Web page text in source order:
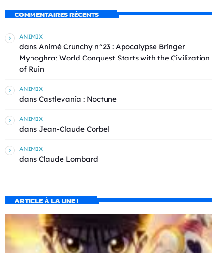
COMMENTAIRES RÉCENTS
ANIMIX
dans Animé Crunchy n°23 : Apocalypse Bringer
Mynoghra: World Conquest Starts with the Civilization
of Ruin
ANIMIX
dans Castlevania : Noctune
ANIMIX
dans Jean-Claude Corbel
ANIMIX
dans Claude Lombard
ARTICLE À LA UNE !